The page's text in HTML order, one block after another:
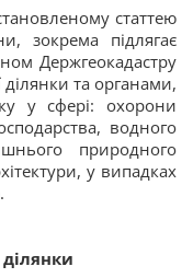
статтею
зокрема підлягає
Держгеокадастру
та органами,
у сфері: охорони
водного
природного
у випадках